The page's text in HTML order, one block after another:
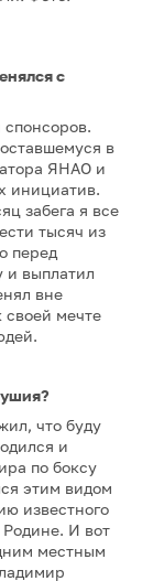
с
в
ЯНАО и
инициатив.
забега я все
тысяч из
перед
и выплатил
вне
своей мечте
что буду
и
по боксу
этим видом
известного
Родине. И вот
местным